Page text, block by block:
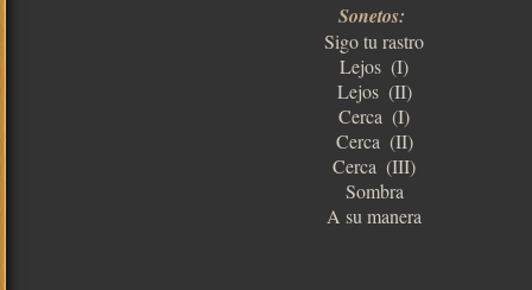
Sonetos:
Sigo tu rastro
Lejos  (I)
Lejos  (II)
Cerca  (I)
Cerca  (II)
Cerca  (III)
Sombra
A su manera